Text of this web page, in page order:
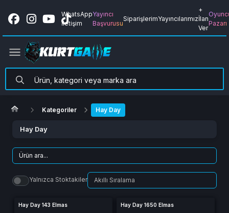
WhatsApp
İletişim
Yayıncı
Başvurusu
SiparişlerimYayıncılarımız
+
İlan
Ver
Pazarı
Kategoriler Hay Day
Hay Day
Yalnızca Stoktakiler
Hay Day 143 Elmas Hay Day 1650 Elmas